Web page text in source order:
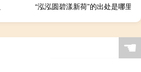
“泓泓圆碧漾新荷”的出处是哪里
☚